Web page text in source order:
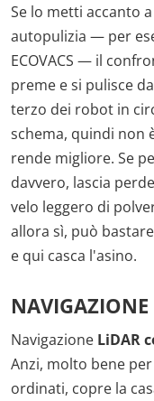
Se lo metti accanto
autopulizia — per
ECOVACS — il
preme e si pulisce
terzo dei robot in
schema, quindi non
rende migliore. Se
davvero, lascia
velo leggero di
allora sì, può
e qui casca l'asino.
NAVIGAZIONE
Navigazione LiDAR
Anzi, molto bene
ordinati, copre la